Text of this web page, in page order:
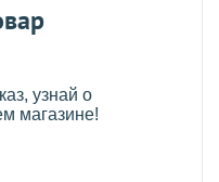
узнай о
магазине!